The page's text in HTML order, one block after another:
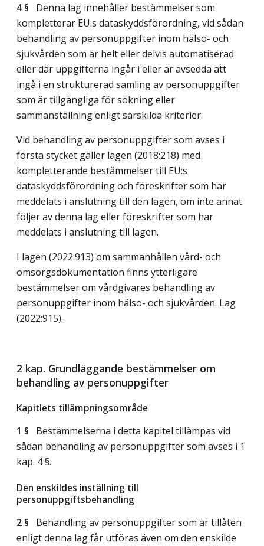
4 § Denna lag innehåller bestämmelser som
kompletterar EU:s dataskyddsförordning, vid sådan
behandling av personuppgifter inom hälso- och
sjukvården som är helt eller delvis automatiserad
eller där uppgifterna ingår i eller är avsedda att
ingå i en strukturerad samling av personuppgifter
som är tillgängliga för sökning eller
sammanställning enligt särskilda kriterier.
Vid behandling av personuppgifter som avses i
första stycket gäller lagen (2018:218) med
kompletterande bestämmelser till EU:s
dataskyddsförordning och föreskrifter som har
meddelats i anslutning till den lagen, om inte annat
följer av denna lag eller föreskrifter som har
meddelats i anslutning till lagen.
I lagen (2022:913) om sammanhållen vård- och
omsorgsdokumentation finns ytterligare
bestämmelser om vårdgivares behandling av
personuppgifter inom hälso- och sjukvården. Lag
(2022:915).
2 kap. Grundläggande bestämmelser om
behandling av personuppgifter
Kapitlets tillämpningsområde
1 § Bestämmelserna i detta kapitel tillämpas vid
sådan behandling av personuppgifter som avses i 1
kap. 4 §.
Den enskildes inställning till
personuppgiftsbehandling
2 § Behandling av personuppgifter som är tillåten
enligt denna lag får utföras även om den enskilde